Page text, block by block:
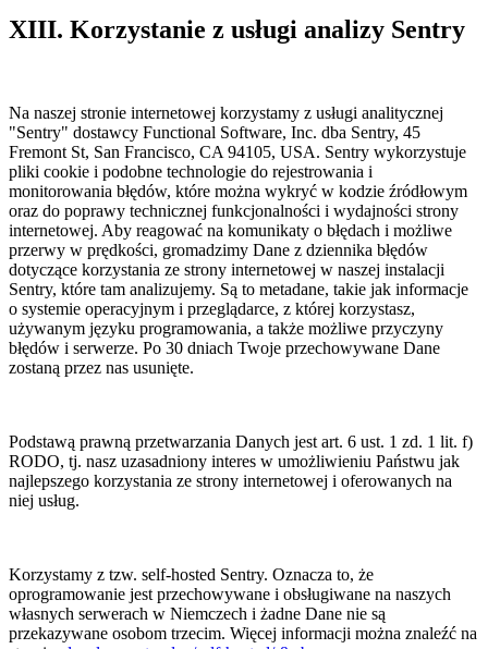
XIII. Korzystanie z usługi analizy Sentry
Na naszej stronie internetowej korzystamy z usługi analitycznej
"Sentry" dostawcy Functional Software, Inc. dba Sentry, 45
Fremont St, San Francisco, CA 94105, USA. Sentry wykorzystuje
pliki cookie i podobne technologie do rejestrowania i
monitorowania błędów, które można wykryć w kodzie źródłowym
oraz do poprawy technicznej funkcjonalności i wydajności strony
internetowej. Aby reagować na komunikaty o błędach i możliwe
przerwy w prędkości, gromadzimy Dane z dziennika błędów
dotyczące korzystania ze strony internetowej w naszej instalacji
Sentry, które tam analizujemy. Są to metadane, takie jak informacje
o systemie operacyjnym i przeglądarce, z której korzystasz,
używanym języku programowania, a także możliwe przyczyny
błędów i serwerze. Po 30 dniach Twoje przechowywane Dane
zostaną przez nas usunięte.
Podstawą prawną przetwarzania Danych jest art. 6 ust. 1 zd. 1 lit. f)
RODO, tj. nasz uzasadniony interes w umożliwieniu Państwu jak
najlepszego korzystania ze strony internetowej i oferowanych na
niej usług.
Korzystamy z tzw. self-hosted Sentry. Oznacza to, że
oprogramowanie jest przechowywane i obsługiwane na naszych
własnych serwerach w Niemczech i żadne Dane nie są
przekazywane osobom trzecim. Więcej informacji można znaleźć na